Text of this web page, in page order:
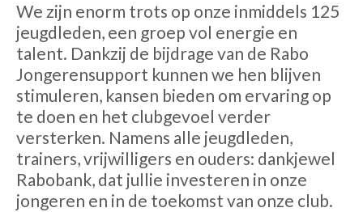
We zijn enorm trots op onze inmiddels 125
jeugdleden, een groep vol energie en
talent. Dankzij de bijdrage van de Rabo
Jongerensupport kunnen we hen blijven
stimuleren, kansen bieden om ervaring op
te doen en het clubgevoel verder
versterken. Namens alle jeugdleden,
trainers, vrijwilligers en ouders: dankjewel
Rabobank, dat jullie investeren in onze
jongeren en in de toekomst van onze club.